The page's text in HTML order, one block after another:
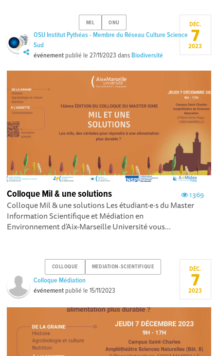
MIL ONU
OSU Institut Pythéas - Membre du Réseau Culture Science
Sud
événement publié le27/11/2023 dans Biodiversité
DÉC.
7
2023
1369
Colloque Mil & une solutions
Colloque Mil & une solutions Les étudiant·e·s du Master
Information Scientifique et Médiation en
Environnement d’Aix-Marseille Université vous...
COLLOQUE MEDIATION-SCIENTIFIQUE
Colloque Médiation
événement publié le15/11/2023
DÉC.
7
2023